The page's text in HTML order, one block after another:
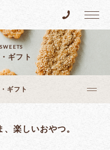
Tel.096-
ギフト
ギフト
楽しいおやつ。